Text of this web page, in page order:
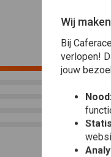
(1
Wij
Bij
verlopen!
jouw